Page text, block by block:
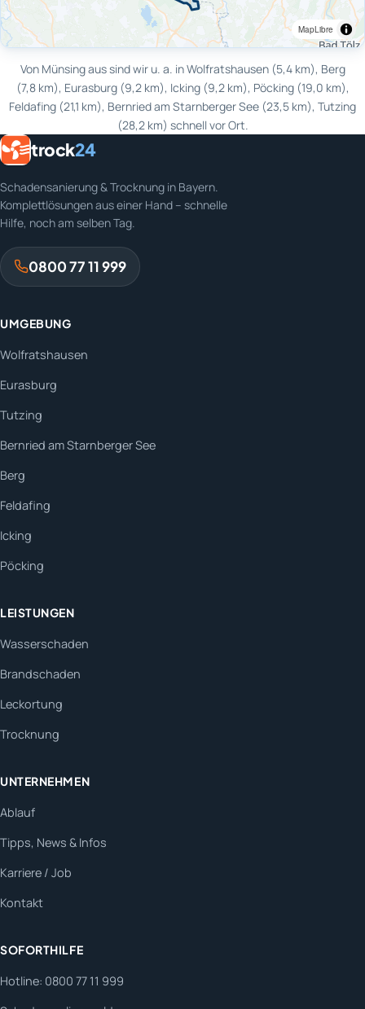
MapLibre
Von Münsing aus sind wir u. a. in Wolfratshausen (5,4 km), Berg
(7,8 km), Eurasburg (9,2 km), Icking (9,2 km), Pöcking (19,0 km),
Feldafing (21,1 km), Bernried am Starnberger See (23,5 km), Tutzing
(28,2 km) schnell vor Ort.
trock24
Schadensanierung & Trocknung in Bayern.
Komplettlösungen aus einer Hand – schnelle
Hilfe, noch am selben Tag.
0800 77 11 999
UMGEBUNG
Wolfratshausen
Eurasburg
Tutzing
Bernried am Starnberger See
Berg
Feldafing
Icking
Pöcking
LEISTUNGEN
Wasserschaden
Brandschaden
Leckortung
Trocknung
UNTERNEHMEN
Ablauf
Tipps, News & Infos
Karriere / Job
Kontakt
SOFORTHILFE
Hotline: 0800 77 11 999